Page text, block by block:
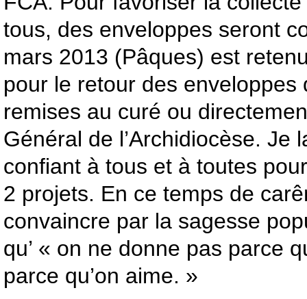
tous, des enveloppes seront
mars 2013 (Pâques) est
pour le retour des enveloppes
remises au curé ou
Général de l’Archidiocèse. Je
confiant à tous et à toutes
2 projets. En ce temps de
convaincre par la sagesse
qu’ « on ne donne pas parce
parce qu’on aime. »